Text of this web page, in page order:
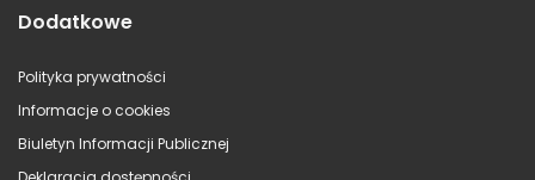
Dodatkowe
Polityka prywatności
Informacje o cookies
Biuletyn Informacji Publicznej